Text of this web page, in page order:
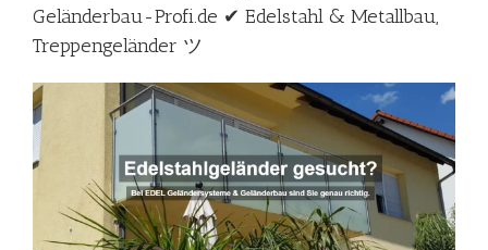
Geländerbau-Profi.de ✔ Edelstahl & Metallbau,
Treppengeländer ツ